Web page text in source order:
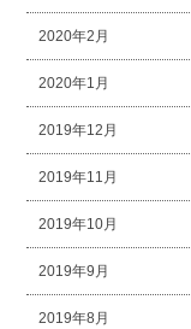
2020年2月
2020年1月
2019年12月
2019年11月
2019年10月
2019年9月
2019年8月